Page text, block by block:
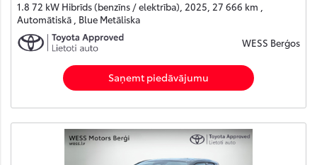
1.8 72 kW Hibrīds (benzīns / elektrība), 2025, 27 666 km ,
Automātiskā , Blue Metāliska
WESS Berģos
Saņemt piedāvājumu